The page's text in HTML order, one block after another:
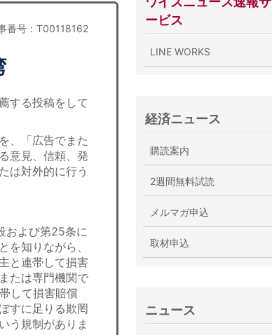
番号：T00118162
する投稿をして
、「広告でまた
意見、信頼、発
は対外的に行う
および第25条に
を知りながら、
と連帯して損害
たは専門機関で
して損害賠償
すに足りる欺罔
う規制がありま
ービス
LINE WORKS
経済ニュース
購読案内
2週間無料試読
メルマガ申込
取材申込
ニュース